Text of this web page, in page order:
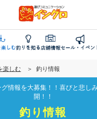
楽しむ釣りを知る店舗情報セール・イベン
楽しむ 釣り情報
情報を大募集！！喜びと悲し
開！！
釣り情報